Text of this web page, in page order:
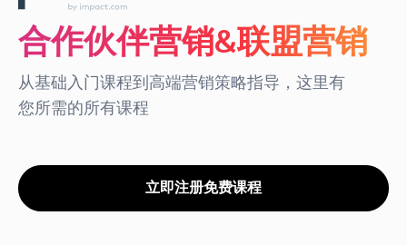
保护 监控 优化
网红营销管理平台
探索、管理和评估海外内容营销项目
推荐营销管理平台
助力品牌高效起量“老带新”计划
推荐营销
移动端合作伙伴
业务开发
分析归因
网红合作伙伴
移动应用合作伙伴
媒体合作伙伴
Technology partners
Technology partners directory
Referral partners
出海生态观察
成功案例
合作伙伴经济
iPX25 China 出海峰会
新闻中心
可持续发展
Italiano
Français
Deutsch
合作伙伴营销&联盟营销
从基础入门课程到高端营销策略指导，这里有
您所需的所有课程
立即注册免费课程